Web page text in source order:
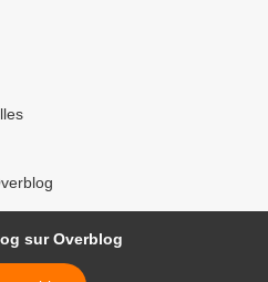
sur Overblog